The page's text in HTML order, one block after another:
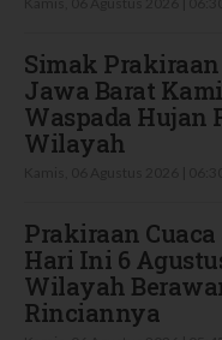
Simak Prakiraan
Jawa Barat
Waspada Hujan
Wilayah
Prakiraan
Hari Ini 6
Wilayah
Rinciannya